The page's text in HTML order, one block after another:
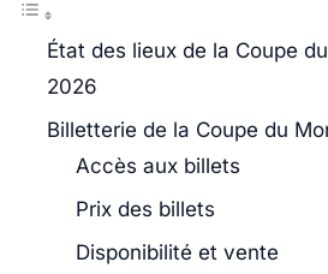
État des lieux de la Coupe
2026
Billetterie de la Coupe du
Accès aux billets
Prix des billets
Disponibilité et vente